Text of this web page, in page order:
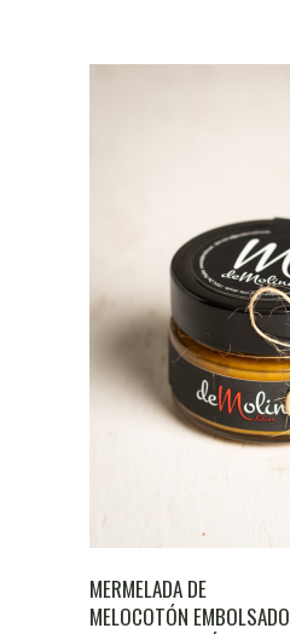
MERMELADA DE
MELOCOTÓN EMBOLSADO